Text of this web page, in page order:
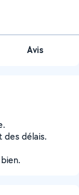
Avis
des délais.